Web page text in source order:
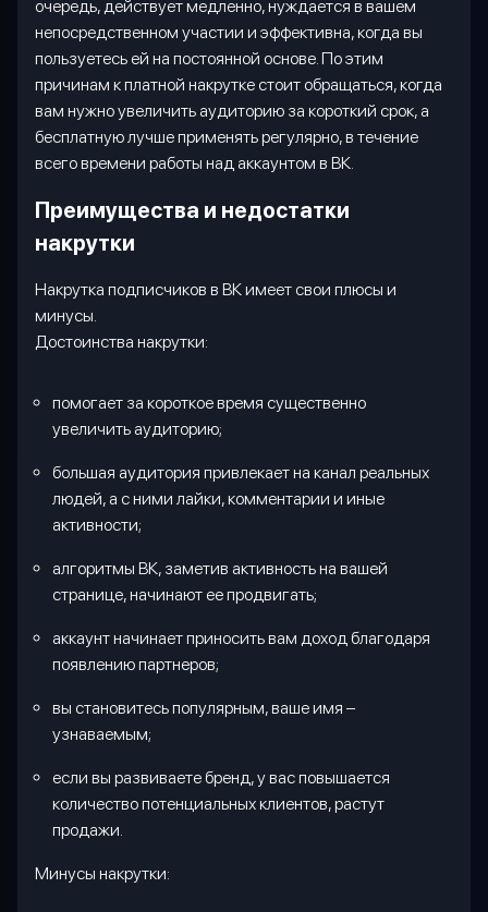
очередь, действует медленно, нуждается в вашем
непосредственном участии и эффективна, когда вы
пользуетесь ей на постоянной основе. По этим
причинам к платной накрутке стоит обращаться, когда
вам нужно увеличить аудиторию за короткий срок, а
бесплатную лучше применять регулярно, в течение
всего времени работы над аккаунтом в ВК.
Преимущества и недостатки
накрутки
Накрутка подписчиков в ВК имеет свои плюсы и
минусы.
Достоинства накрутки:
помогает за короткое время существенно
увеличить аудиторию;
большая аудитория привлекает на канал реальных
людей, а с ними лайки, комментарии и иные
активности;
алгоритмы ВК, заметив активность на вашей
странице, начинают ее продвигать;
аккаунт начинает приносить вам доход благодаря
появлению партнеров;
вы становитесь популярным, ваше имя –
узнаваемым;
если вы развиваете бренд, у вас повышается
количество потенциальных клиентов, растут
продажи.
Минусы накрутки: